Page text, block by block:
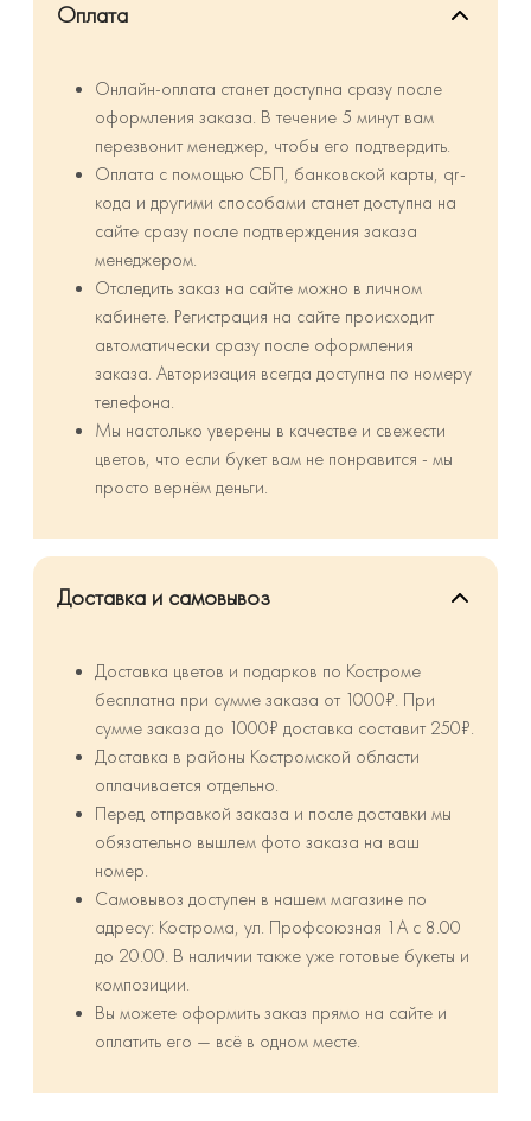
Оплата
Онлайн-оплата станет доступна сразу после
оформления заказа. В течение 5 минут вам
перезвонит менеджер, чтобы его подтвердить.
Оплата с помощью СБП, банковской карты, qr-
кода и другими способами станет доступна на
сайте сразу после подтверждения заказа
менеджером.
Отследить заказ на сайте можно в личном
кабинете. Регистрация на сайте происходит
автоматически сразу после оформления
заказа. Авторизация всегда доступна по номеру
телефона.
Мы настолько уверены в качестве и свежести
цветов, что если букет вам не понравится - мы
просто вернём деньги.
Доставка и самовывоз
Доставка цветов и подарков по Костроме
бесплатна при сумме заказа от 1000₽. При
сумме заказа до 1000₽ доставка составит 250₽.
⁠Доставка в районы Костромской области
оплачивается отдельно.
Перед отправкой заказа и после доставки мы
обязательно вышлем фото заказа на ваш
номер.
Самовывоз доступен в нашем магазине по
адресу: Кострома, ул. Профсоюзная 1А с 8.00
до 20.00. В наличии также уже готовые букеты и
композиции.
Вы можете оформить заказ прямо на сайте и
оплатить его — всё в одном месте.